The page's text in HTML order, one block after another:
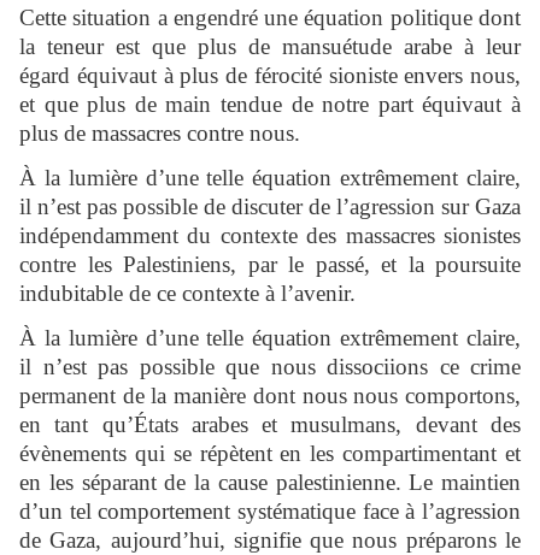
Cette situation a engendré une équation politique dont
la teneur est que plus de mansuétude arabe à leur
égard équivaut à plus de férocité sioniste envers nous,
et que plus de main tendue de notre part équivaut à
plus de massacres contre nous.
À la lumière d’une telle équation extrêmement claire,
il n’est pas possible de discuter de l’agression sur Gaza
indépendamment du contexte des massacres sionistes
contre les Palestiniens, par le passé, et la poursuite
indubitable de ce contexte à l’avenir.
À la lumière d’une telle équation extrêmement claire,
il n’est pas possible que nous dissociions ce crime
permanent de la manière dont nous nous comportons,
en tant qu’États arabes et musulmans, devant des
évènements qui se répètent en les compartimentant et
en les séparant de la cause palestinienne. Le maintien
d’un tel comportement systématique face à l’agression
de Gaza, aujourd’hui, signifie que nous préparons le